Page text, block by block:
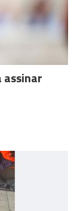
assinar